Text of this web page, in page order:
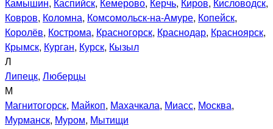
Ковров, Коломна, Комсомольск-на-Амуре, Копейск,
Королёв, Кострома, Красногорск, Краснодар, Красноярск,
Крымск, Курган, Курск, Кызыл
Л
Липецк, Люберцы
М
Магнитогорск, Майкоп, Махачкала, Миасс, Москва,
Мурманск, Муром, Мытищи